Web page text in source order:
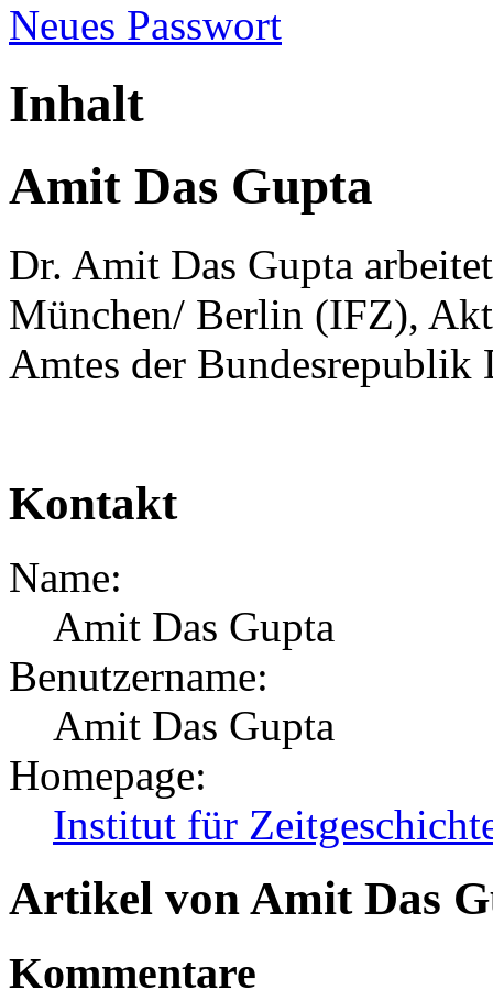
Neues Passwort
Inhalt
Amit Das Gupta
Dr. Amit Das Gupta
München/ Berlin (IFZ),
Amtes der Bundesrepublik
Kontakt
Name:
Amit Das Gupta
Benutzername:
Amit Das Gupta
Homepage:
Institut für
Artikel von Amit Das
Kommentare